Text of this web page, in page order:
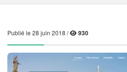
Publié le 28 juin 2018 / 930